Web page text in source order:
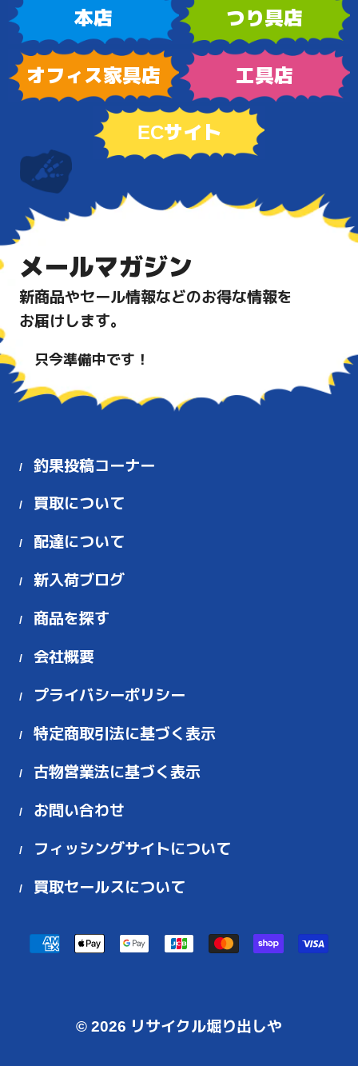
本店 つり具店
オフィス家具店 工具店
ECサイト
釣果投稿コーナー
買取について
配達について
新入荷ブログ
商品を探す
会社概要
プライバシーポリシー
特定商取引法に基づく表示
古物営業法に基づく表示
お問い合わせ
フィッシングサイトについて
買取セールスについて
お
メールマガジン
新商品やセール情報などのお得な情報を
お届けします。
只今準備中です！
© 2026 リサイクル堀り出しや